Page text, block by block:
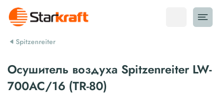
Spitzenreiter
Осушитель воздуха Spitzenreiter LW-
700AC/16 (TR-80)